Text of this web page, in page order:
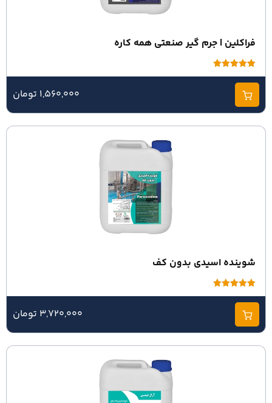
فراکلین | جرم گیر صنعتی همه کاره
امتیاز5.00
از 5
1,560,000 تومان
شوینده اسیدی بدون کف
امتیاز5.00
از 5
3,720,000 تومان